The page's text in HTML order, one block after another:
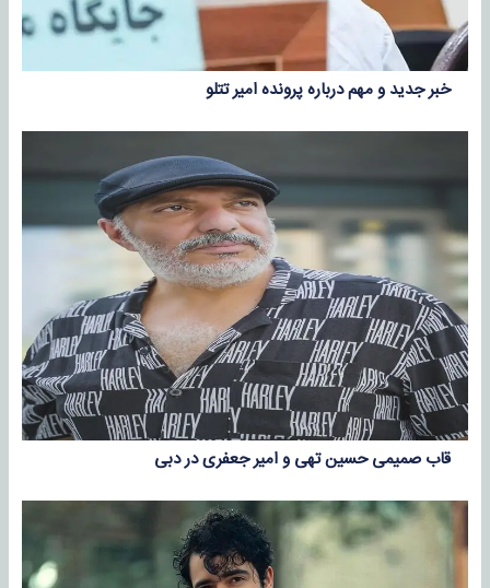
خبر جدید و مهم درباره پرونده امیر تتلو
قاب صمیمی حسین تهی و امیر جعفری در دبی